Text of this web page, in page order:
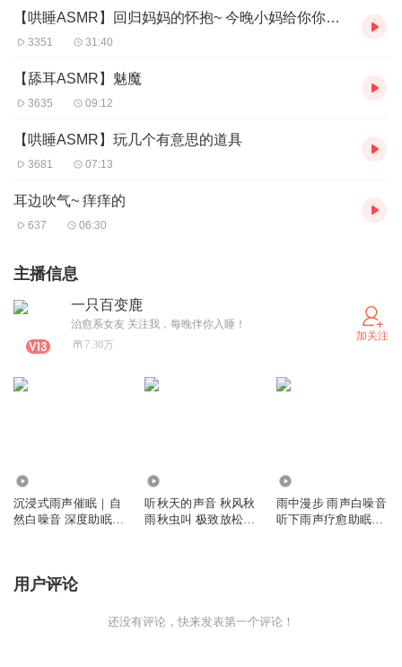
【哄睡ASMR】回归妈妈的怀抱~ 今晚小妈给你你释放压力丨听点老歌伴你入眠
3351 31:40
【舔耳ASMR】魅魔
3635 09:12
【哄睡ASMR】玩几个有意思的道具
3681 07:13
耳边吹气~ 痒痒的
637 06:30
主播信息
一只百变鹿
治愈系女友 关注我，每晚伴你入睡！
7.30万
加关注
沉浸式雨声催眠｜自
然白噪音 深度助眠
听秋天的声音 秋风秋
雨秋虫叫 极致放松｜
雨中漫步 雨声白噪音
听下雨声疗愈助眠哄
用户评论
还没有评论，快来发表第一个评论！